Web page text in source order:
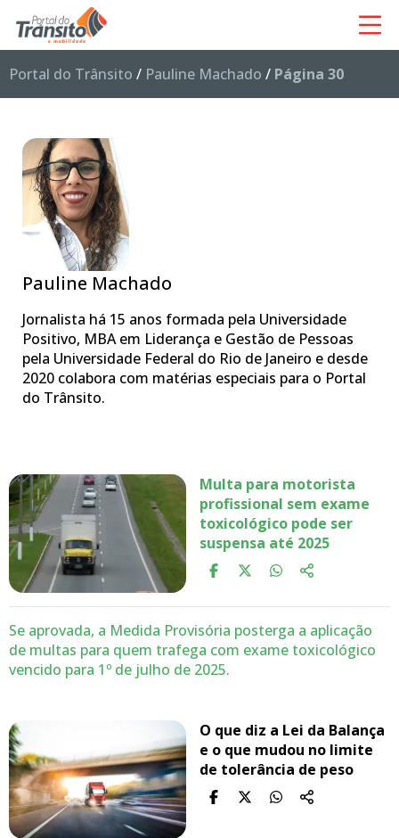
Portal do Trânsito / Pauline Machado / Página 30
Pauline Machado
Jornalista há 15 anos formada pela Universidade
Positivo, MBA em Liderança e Gestão de Pessoas
pela Universidade Federal do Rio de Janeiro e desde
2020 colabora com matérias especiais para o Portal
do Trânsito.
Multa para motorista
profissional sem exame
toxicológico pode ser
suspensa até 2025
Se aprovada, a Medida Provisória posterga a aplicação
de multas para quem trafega com exame toxicológico
vencido para 1º de julho de 2025.
O que diz a Lei da Balança
e o que mudou no limite
de tolerância de peso